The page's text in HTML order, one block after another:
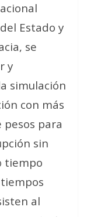
Estado y
se
y
simulación
con más
para
sin
tiempo
al